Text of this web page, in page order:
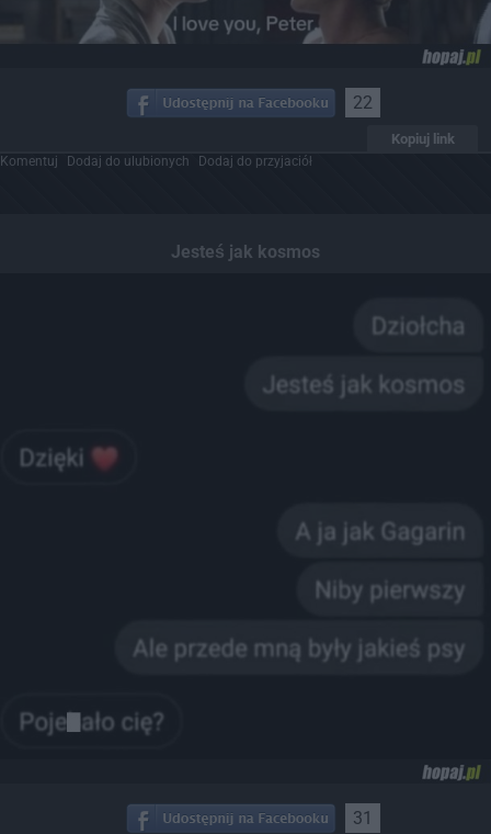
22
Kopiuj link
Komentuj Dodaj do ulubionych Dodaj do przyjaciół
Jesteś jak kosmos
31